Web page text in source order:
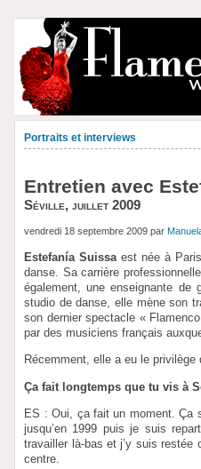
Portraits et interviews
Entretien avec
Séville, juillet 2009
vendredi 18 septembre 2009 par
Estefanía Suissaest née à
danse. Sa carrière
également, une enseignante
studio de danse, elle mène son
son dernier spectacle «
par des musiciens français
Récemment, elle a eu le
Ça fait longtemps que tu vis à
ES : Oui, ça fait un moment. Ça
jusqu’en 1999 puis je suis
travailler là-bas et j’y suis
centre.